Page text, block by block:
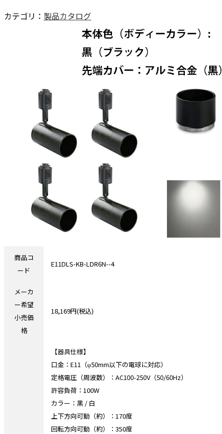
カテゴリ： 製品カタログ
商品コ
ード
E11DLS-KB-LDR6N--4
メーカ
ー希望
小売価
格
18,169円(税込)
【器具仕様】
口金：E11（φ50mm以下の電球に対応）
定格電圧（周波数）：AC100-250V（50/60Hz）
許容負荷：100W
カラー：黒 / 白
上下方向可動（約）：170度
回転方向可動（約）：350度